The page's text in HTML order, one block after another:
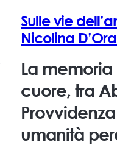
Sulle vie
Nicolina
La
cuore, tra
umanità